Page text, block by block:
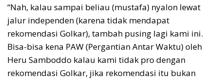
“Nah, kalau sampai beliau (mustafa) nyalon lewat
jalur independen (karena tidak mendapat
rekomendasi Golkar), tambah pusing lagi kami ini.
Bisa-bisa kena PAW (Pergantian Antar Waktu) oleh
Heru Samboddo kalau kami tidak pro dengan
rekomendasi Golkar, jika rekomendasi itu bukan